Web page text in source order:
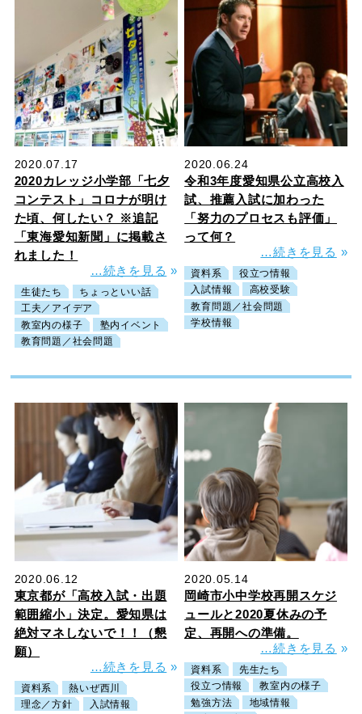
2020.07.17
2020カレッジ小学部「七夕
コンテスト」コロナが明け
た頃、何したい？ ※追記
「東海愛知新聞」に掲載さ
れました！
…続きを見る »
生徒たち
ちょっといい話
工夫／アイデア
教室内の様子
塾内イベント
教育問題／社会問題
2020.06.24
令和3年度愛知県公立高校入
試、推薦入試に加わった
「努力のプロセスも評価」
って何？
…続きを見る »
資料系
役立つ情報
入試情報
高校受験
教育問題／社会問題
学校情報
2020.06.12
東京都が「高校入試・出題
範囲縮小」決定。愛知県は
絶対マネしないで！！（懇
願）
…続きを見る »
資料系
熱いぜ西川
理念／方針
入試情報
2020.05.14
岡崎市小中学校再開スケジ
ュールと2020夏休みの予
定、再開への準備。
…続きを見る »
資料系
先生たち
役立つ情報
教室内の様子
勉強方法
地域情報